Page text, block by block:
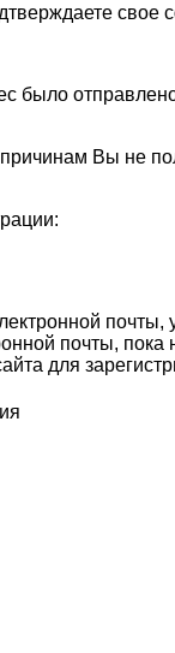
свое
Вы не
почты,
почты,
для